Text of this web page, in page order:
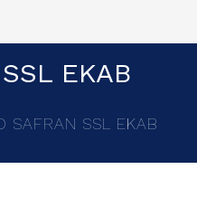
EKAB
SAFRAN SSL EKAB